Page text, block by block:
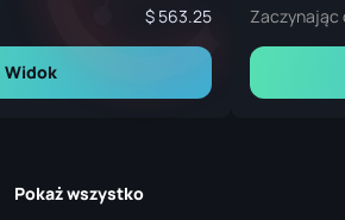
563.25
Widok
Zaczynając
Pokaż wszystko